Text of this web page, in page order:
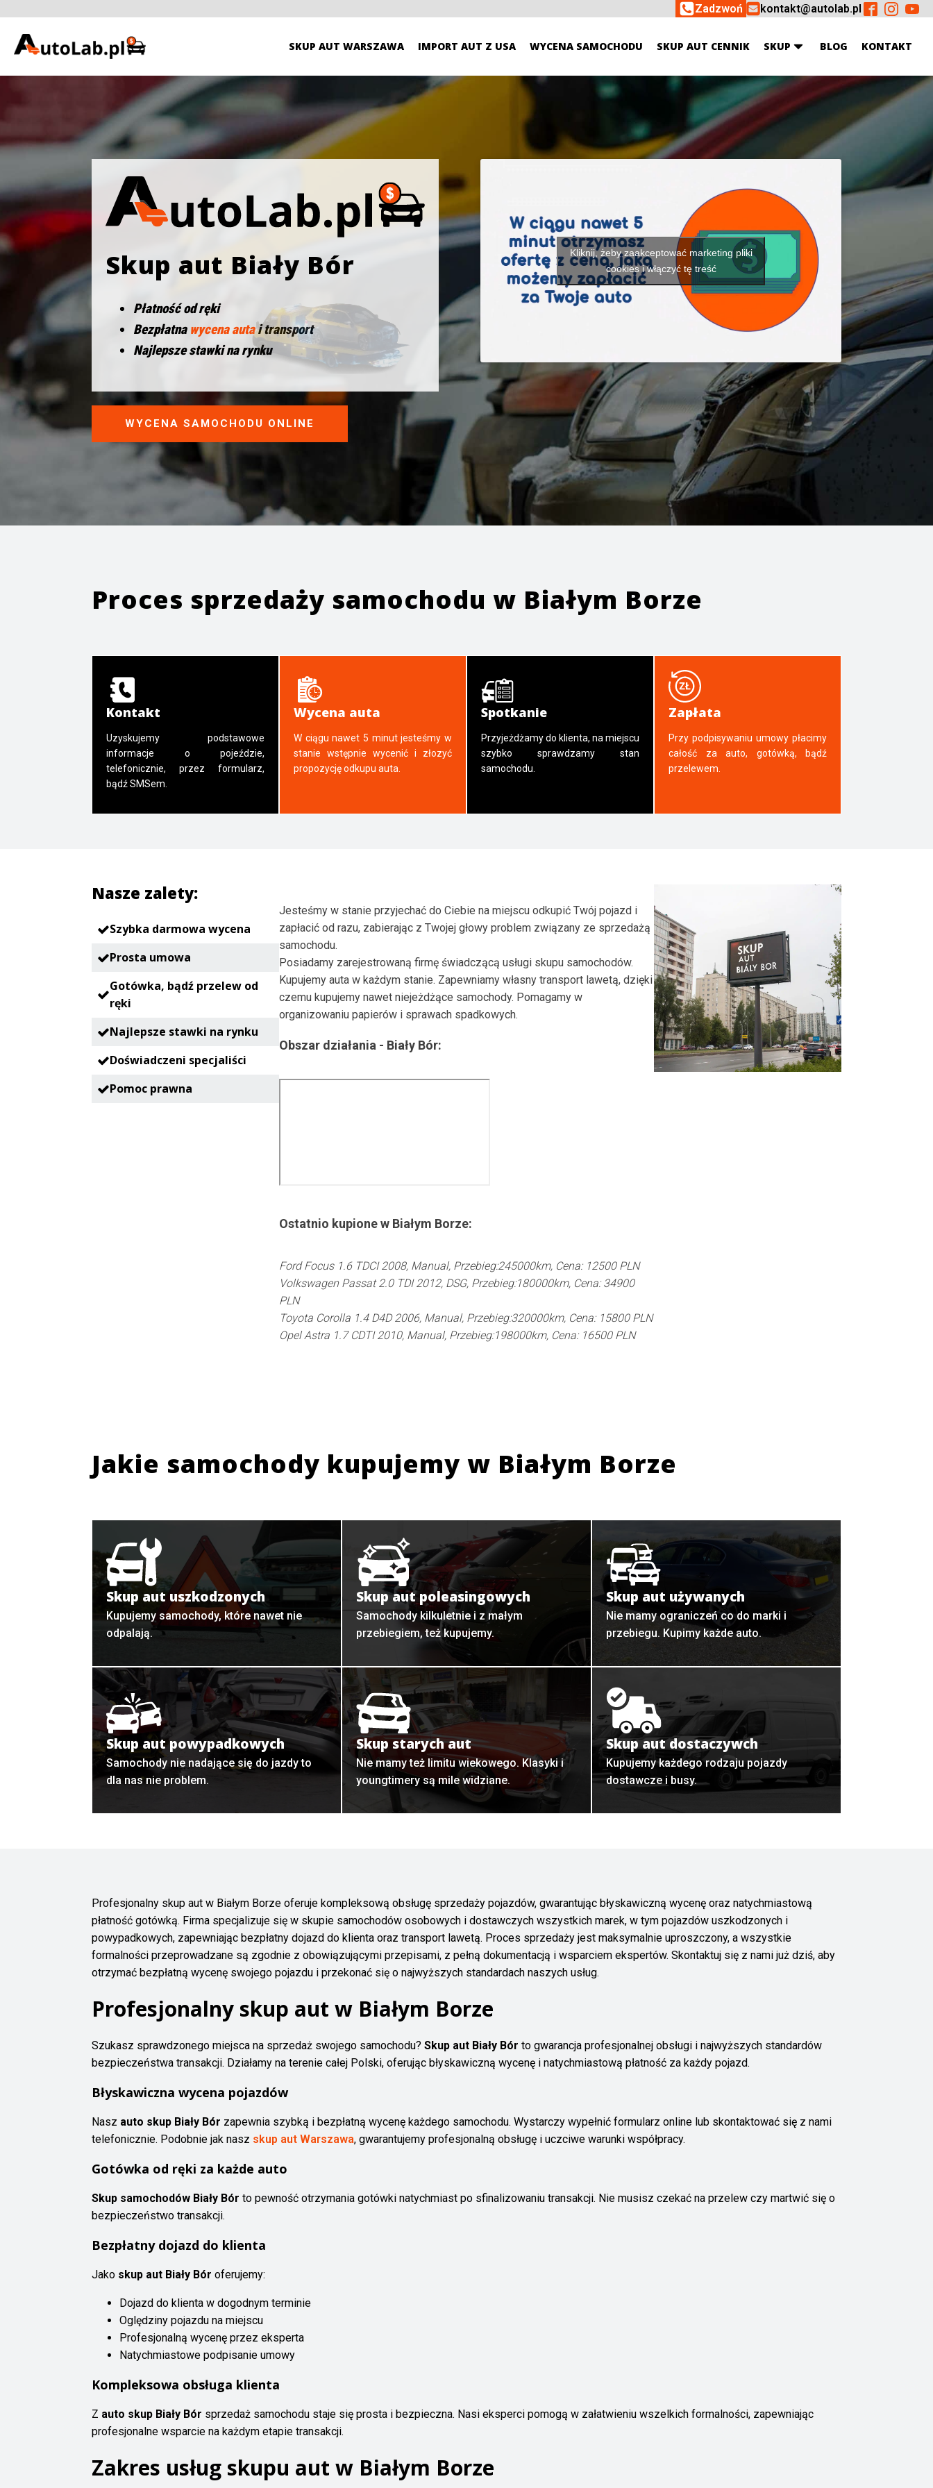
Zadzwoń kontakt@autolab.pl
SKUP AUT WARSZAWA IMPORT AUT Z USA WYCENA SAMOCHODU SKUP AUT CENNIK SKUP BLOG KONTAKT
Skup aut Biały Bór
Płatność od ręki
Bezpłatna wycena autai transport
Najlepsze stawki na rynku
WYCENA SAMOCHODU ONLINE
Kliknij, żeby zaakceptować marketing pliki
cookies i włączyć tę treść
Proces sprzedaży samochodu w Białym Borze
Kontakt
Uzyskujemy podstawowe
informacje o pojeździe,
telefonicznie, przez formularz,
bądź SMSem.
Wycena auta
W ciągu nawet 5 minut jesteśmy w
stanie wstępnie wycenić i złozyć
propozycję odkupu auta.
Spotkanie
Przyjeżdżamy do klienta, na miejscu
szybko sprawdzamy stan
samochodu.
Zapłata
Przy podpisywaniu umowy płacimy
całość za auto, gotówką, bądź
przelewem.
Nasze zalety:
Szybka darmowa wycena
Prosta umowa
Gotówka, bądź przelew od
ręki
Najlepsze stawki na rynku
Doświadczeni specjaliści
Pomoc prawna
Jesteśmy w stanie przyjechać do Ciebie na miejscu odkupić Twój pojazd i
zapłacić od razu, zabierając z Twojej głowy problem związany ze sprzedażą
samochodu.
Posiadamy zarejestrowaną firmę świadczącą usługi skupu samochodów.
Kupujemy auta w każdym stanie. Zapewniamy własny transport lawetą, dzięki
czemu kupujemy nawet niejeżdżące samochody. Pomagamy w
organizowaniu papierów i sprawach spadkowych.
Obszar działania - Biały Bór:
Ostatnio kupione w Białym Borze:
Ford Focus 1.6 TDCI 2008, Manual, Przebieg:245000km, Cena: 12500 PLN
Volkswagen Passat 2.0 TDI 2012, DSG, Przebieg:180000km, Cena: 34900
PLN
Toyota Corolla 1.4 D4D 2006, Manual, Przebieg:320000km, Cena: 15800 PLN
Opel Astra 1.7 CDTI 2010, Manual, Przebieg:198000km, Cena: 16500 PLN
Jakie samochody kupujemy w Białym Borze
Skup aut uszkodzonych
Kupujemy samochody, które nawet nie
odpalają.
Skup aut poleasingowych
Samochody kilkuletnie i z małym
przebiegiem, też kupujemy.
Skup aut używanych
Nie mamy ograniczeń co do marki i
przebiegu. Kupimy każde auto.
Skup aut powypadkowych
Samochody nie nadające się do jazdy to
dla nas nie problem.
Skup starych aut
Nie mamy też limitu wiekowego. Klasyki i
youngtimery są mile widziane.
Skup aut dostaczywch
Kupujemy każdego rodzaju pojazdy
dostawcze i busy.
Profesjonalny skup aut w Białym Borze oferuje kompleksową obsługę sprzedaży pojazdów, gwarantując błyskawiczną wycenę oraz natychmiastową
płatność gotówką. Firma specjalizuje się w skupie samochodów osobowych i dostawczych wszystkich marek, w tym pojazdów uszkodzonych i
powypadkowych, zapewniając bezpłatny dojazd do klienta oraz transport lawetą. Proces sprzedaży jest maksymalnie uproszczony, a wszystkie
formalności przeprowadzane są zgodnie z obowiązującymi przepisami, z pełną dokumentacją i wsparciem ekspertów. Skontaktuj się z nami już dziś, aby
otrzymać bezpłatną wycenę swojego pojazdu i przekonać się o najwyższych standardach naszych usług.
Profesjonalny skup aut w Białym Borze
Szukasz sprawdzonego miejsca na sprzedaż swojego samochodu? Skup aut Biały Bór to gwarancja profesjonalnej obsługi i najwyższych standardów
bezpieczeństwa transakcji. Działamy na terenie całej Polski, oferując błyskawiczną wycenę i natychmiastową płatność za każdy pojazd.
Błyskawiczna wycena pojazdów
Nasz auto skup Biały Bór zapewnia szybką i bezpłatną wycenę każdego samochodu. Wystarczy wypełnić formularz online lub skontaktować się z nami
telefonicznie. Podobnie jak nasz skup aut Warszawa, gwarantujemy profesjonalną obsługę i uczciwe warunki współpracy.
Gotówka od ręki za każde auto
Skup samochodów Biały Bór to pewność otrzymania gotówki natychmiast po sfinalizowaniu transakcji. Nie musisz czekać na przelew czy martwić się o
bezpieczeństwo transakcji.
Bezpłatny dojazd do klienta
Jako skup aut Biały Bór oferujemy:
Dojazd do klienta w dogodnym terminie
Oględziny pojazdu na miejscu
Profesjonalną wycenę przez eksperta
Natychmiastowe podpisanie umowy
Kompleksowa obsługa klienta
Z auto skup Biały Bór sprzedaż samochodu staje się prosta i bezpieczna. Nasi eksperci pomogą w załatwieniu wszelkich formalności, zapewniając
profesjonalne wsparcie na każdym etapie transakcji.
Zakres usług skupu aut w Białym Borze